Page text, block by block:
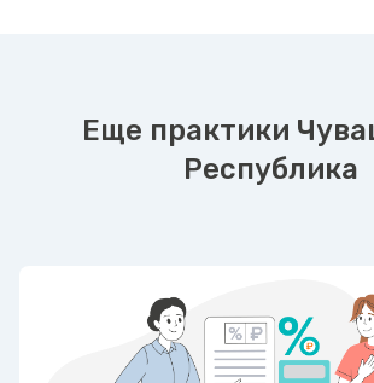
Еще практики
Республика